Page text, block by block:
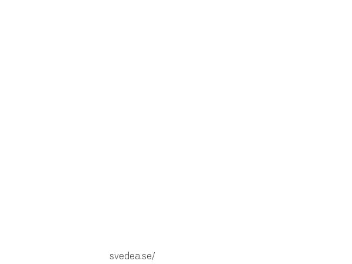
svedea.se/